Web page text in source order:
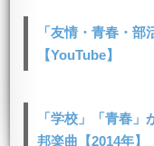
「友情・青春・
【YouTube】
「学校」「青春
邦楽曲【2014年】